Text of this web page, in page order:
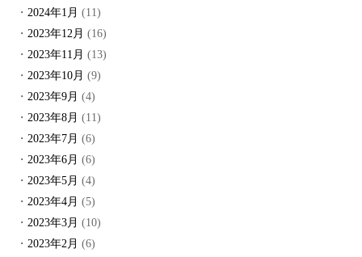
2024年1月 (11)
2023年12月 (16)
2023年11月 (13)
2023年10月 (9)
2023年9月 (4)
2023年8月 (11)
2023年7月 (6)
2023年6月 (6)
2023年5月 (4)
2023年4月 (5)
2023年3月 (10)
2023年2月 (6)